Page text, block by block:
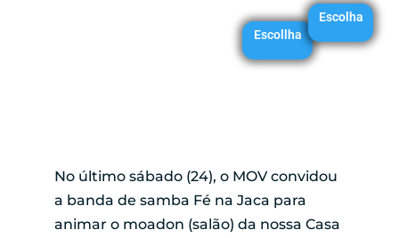
Escollha
Escolha
No último sábado (24), o MOV convidou
a banda de samba Fé na Jaca para
animar o moadon (salão) da nossa Casa